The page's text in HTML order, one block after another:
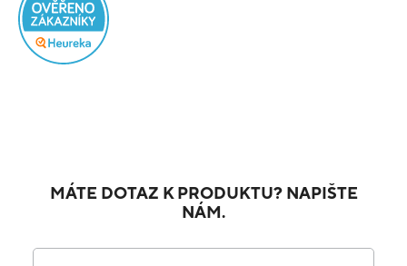
MÁTE DOTAZ K PRODUKTU? NAPIŠTE
NÁM.